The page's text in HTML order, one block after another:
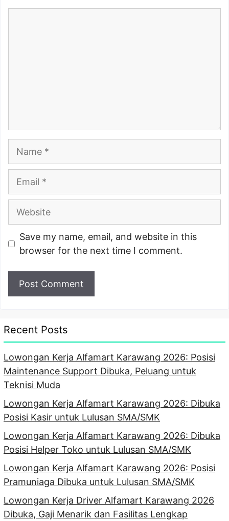
Name
Email
Website
Save my name, email, and website in this
browser for the next time I comment.
Recent Posts
Lowongan Kerja Alfamart Karawang 2026: Posisi
Maintenance Support Dibuka, Peluang untuk
Teknisi Muda
Lowongan Kerja Alfamart Karawang 2026: Dibuka
Posisi Kasir untuk Lulusan SMA/SMK
Lowongan Kerja Alfamart Karawang 2026: Dibuka
Posisi Helper Toko untuk Lulusan SMA/SMK
Lowongan Kerja Alfamart Karawang 2026: Posisi
Pramuniaga Dibuka untuk Lulusan SMA/SMK
Lowongan Kerja Driver Alfamart Karawang 2026
Dibuka, Gaji Menarik dan Fasilitas Lengkap